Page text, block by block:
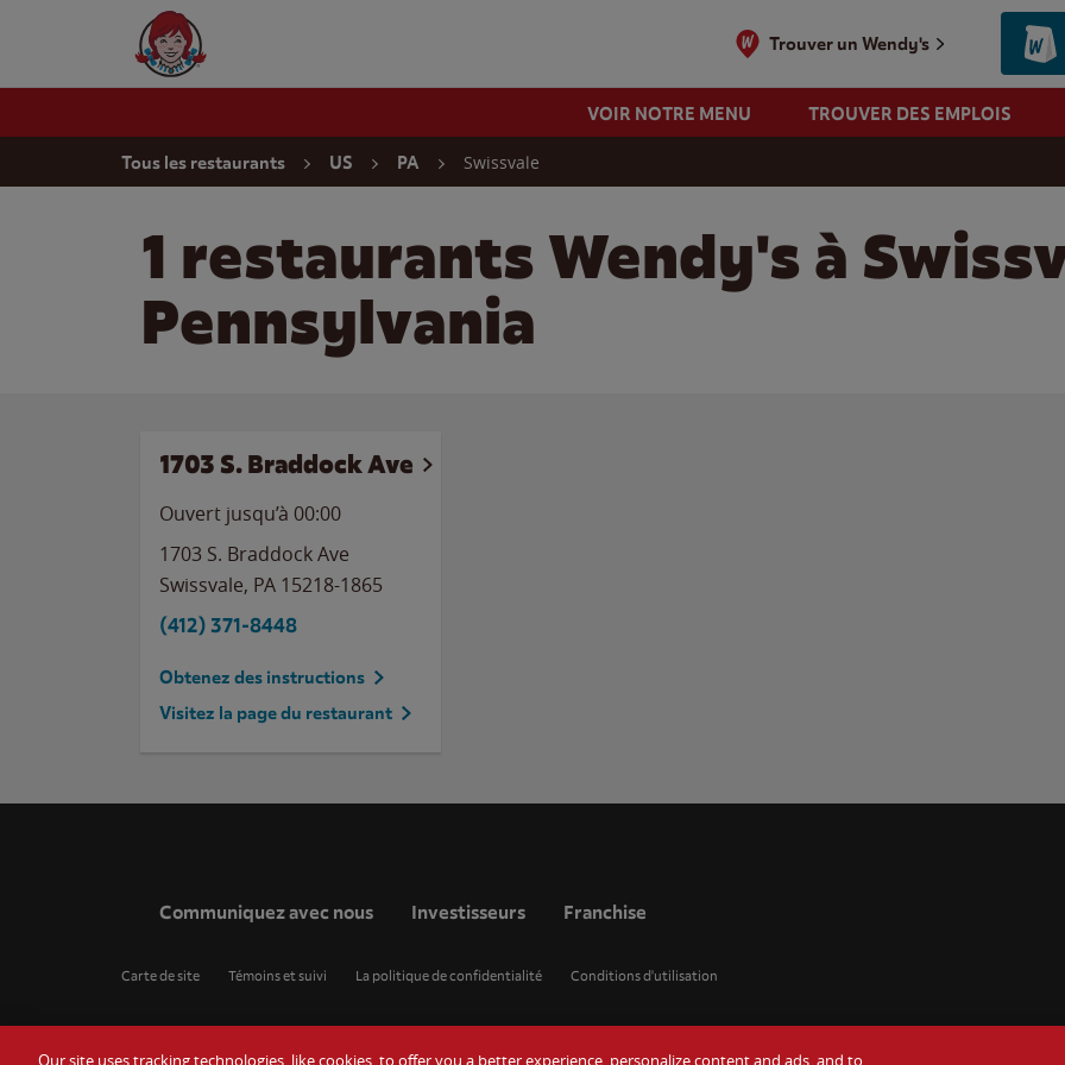
Wendy's Website Home
Trouver un Wendy's
VOIR NOTRE MENU TROUVER DES EMPLOIS
Return to NavTous les restaurants US PA Swissvale
1 restaurants Wendy's à
Pennsylvania
1703 S. Braddock Ave
Ouvert jusqu’à 00:00
1703 S. Braddock Ave
Swissvale, PA 15218-1865
(412) 371-8448
Obtenez des instructions
Visitez la page du restaurant
Communiquez avec nous Investisseurs Franchise
Carte de site Témoins et suivi La politique de confidentialité Conditions d'utilisation
Our site uses tracking technologies, like cookies, to offer you a better experience, personalize content and ads, and to